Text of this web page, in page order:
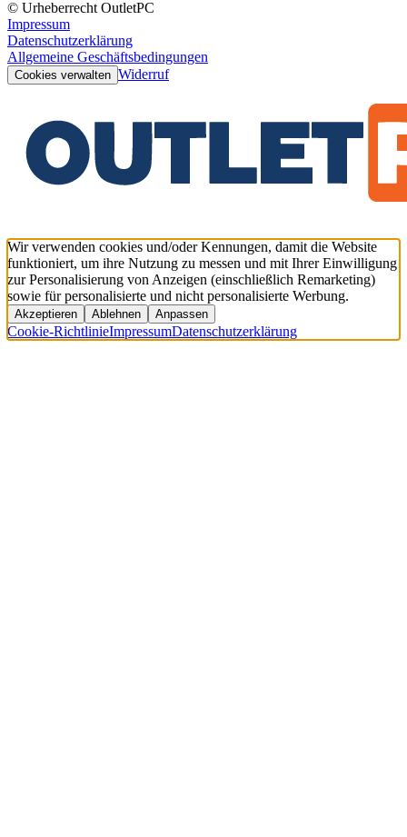
© Urheberrecht OutletPC
Impressum
Datenschutzerklärung
Allgemeine Geschäftsbedingungen
Cookies verwalten Widerruf
Wir verwenden cookies und/oder Kennungen, damit die Website
funktioniert, um ihre Nutzung zu messen und mit Ihrer Einwilligung
zur Personalisierung von Anzeigen (einschließlich Remarketing)
sowie für personalisierte und nicht personalisierte Werbung.
Akzeptieren Ablehnen Anpassen
Cookie-RichtlinieImpressumDatenschutzerklärung